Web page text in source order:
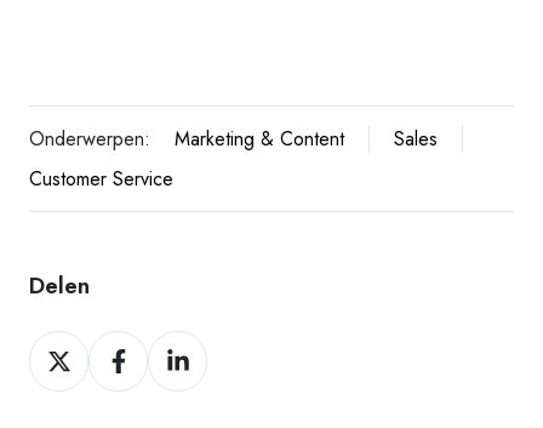
Onderwerpen: Marketing & Content
Sales
Customer Service
Delen
Delen
op
Delen
op
Delen
op